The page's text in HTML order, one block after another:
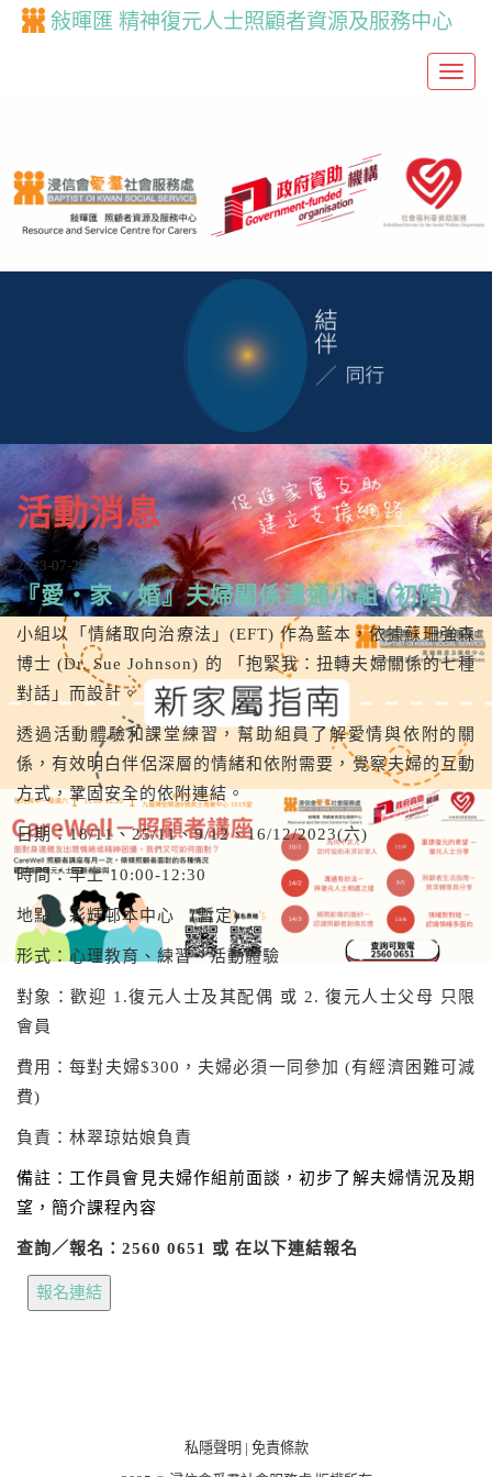
敍暉匯 精神復元人士照顧者資源及服務中心
T
e
n
v
活動消息
2023-07-22
『愛‧家‧婚』夫婦關係溝通小組 (初階)
小組以「情緒取向治療法」(EFT) 作為藍本，依據蘇珊強森
博士 (Dr. Sue Johnson) 的 「抱緊我：扭轉夫婦關係的七種
對話」而設計。
透過活動體驗和課堂練習，幫助組員了解愛情與依附的關
係，有效明白伴侶深層的情緒和依附需要，覺察夫婦的互動
方式，鞏固安全的依附連結。
日期：18/11、25/11、9/12、16/12/2023(六)
時間：早上 10:00-12:30
地點：彩輝邨本中心 (暫定)
形式：心理教育、練習、活動體驗
對象：歡迎 1.復元人士及其配偶 或 2. 復元人士父母 只限
會員
費用：每對夫婦$300，夫婦必須一同參加 (有經濟困難可減
費)
負責：林翠琼姑娘負責
備註：工作員會見夫婦作組前面談，初步了解夫婦情況及期
望，簡介課程內容
查詢／報名：2560 0651 或 在以下連結報名
私隱聲明 | 免責條款